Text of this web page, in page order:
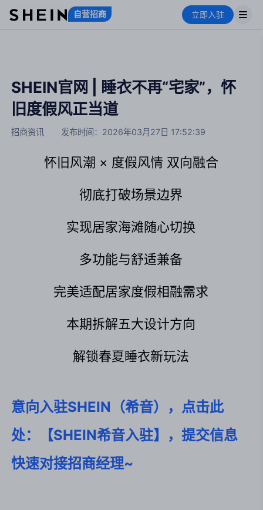
自营招商 立即入驻
SHEIN官网 | 睡衣不再“宅家”，怀
旧度假风正当道
招商资讯 发布时间： 2026年03月27日 17:52:39
怀旧风潮 × 度假风情 双向融合
彻底打破场景边界
实现居家海滩随心切换
多功能与舒适兼备
完美适配居家度假相融需求
本期拆解五大设计方向
解锁春夏睡衣新玩法
意向入驻SHEIN（希音），点击此
处：【SHEIN希音入驻】，提交信息
快速对接招商经理~